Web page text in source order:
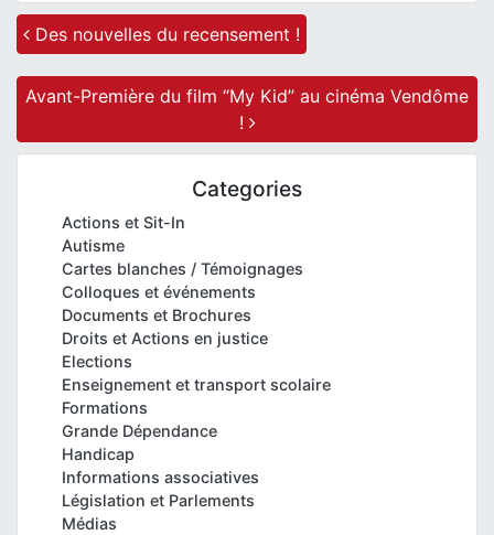
Post navigation
Des nouvelles du recensement !
Avant-Première du film “My Kid” au cinéma Vendôme
!
Categories
Actions et Sit-In
Autisme
Cartes blanches / Témoignages
Colloques et événements
Documents et Brochures
Droits et Actions en justice
Elections
Enseignement et transport scolaire
Formations
Grande Dépendance
Handicap
Informations associatives
Législation et Parlements
Médias